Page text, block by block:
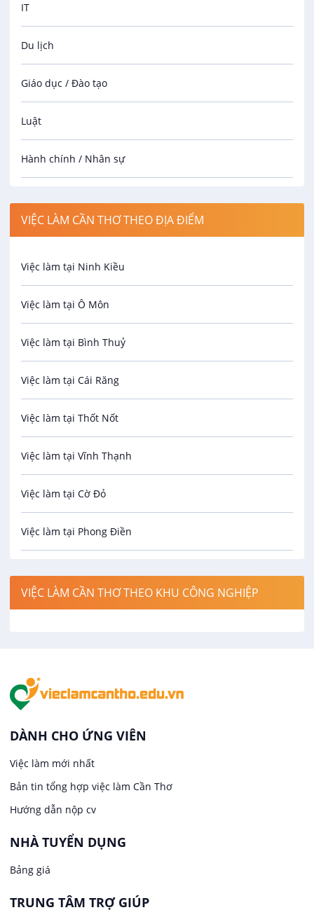
IT
Du lịch
Giáo dục / Đào tạo
Luật
Hành chính / Nhân sự
Spa
Bảo Vệ
An toàn lao động
Bảo hiểm
Biên phiên dịch
Bưu chính viễn thông
Cơ khí
Công nghệ sinh học
Công nghệ thực phẩm
Điện / Điện tử / Điện lạnh
Hàng hải / Hàng không
In ấn / Xuất bản
Kế toán
Lái xe
Lao Động Phổ Thông
Lễ tân
May mặc
VIỆC LÀM CẦN THƠ THEO ĐỊA ĐIỂM
Việc làm tại Ninh Kiều
Việc làm tại Ô Môn
Việc làm tại Bình Thuỷ
Việc làm tại Cái Răng
Việc làm tại Thốt Nốt
Việc làm tại Vĩnh Thạnh
Việc làm tại Cờ Đỏ
Việc làm tại Phong Điền
Việc làm tại Cái Khế
Việc làm tại An Bình
Việc làm tại Long Tuyền
Việc làm tại Hưng Phú
Việc làm tại Phước Thới
Việc làm tại Thới Long
Việc làm tại Trung Nhất
VIỆC LÀM CẦN THƠ THEO KHU CÔNG NGHIỆP
DÀNH CHO ỨNG VIÊN
Việc làm mới nhất
Bản tin tổng hợp việc làm Cần Thơ
Hướng dẫn nộp cv
NHÀ TUYỂN DỤNG
Bảng giá
TRUNG TÂM TRỢ GIÚP